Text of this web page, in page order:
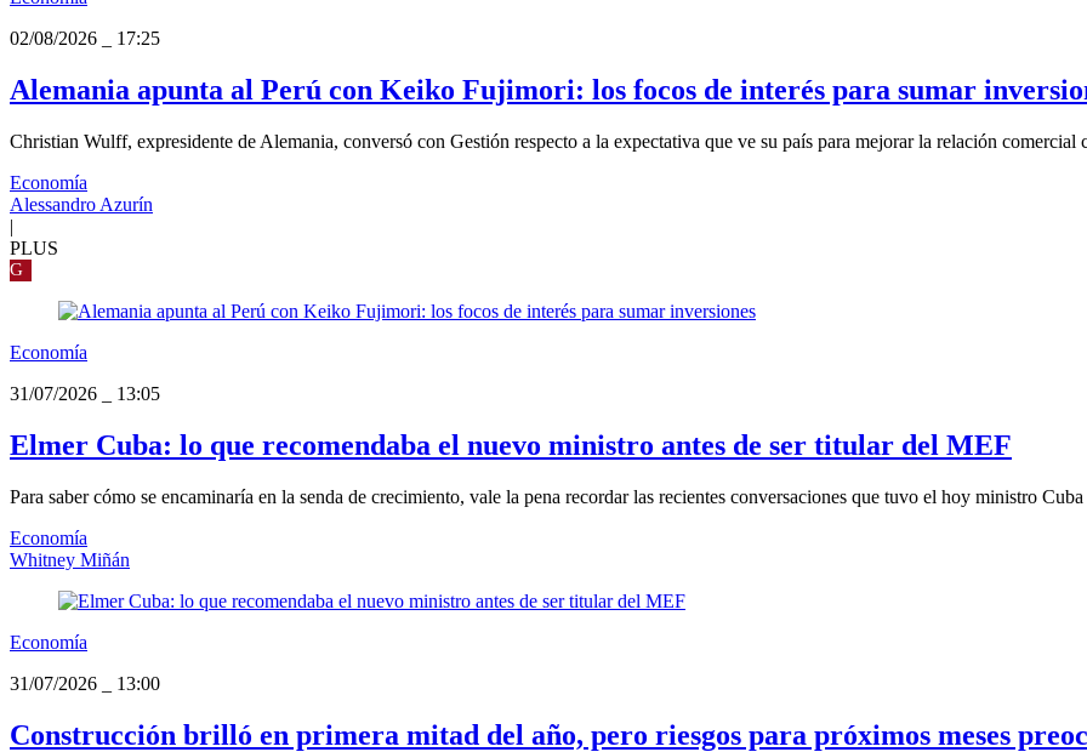
02/08/2026
17:25
Alemania apunta al Perú con Keiko Fujimori: los focos de interés para sumar
Christian Wulff, expresidente de Alemania, conversó con Gestión respecto a la expectativa que ve su país para mejorar la relación comercial
Economía
Alessandro Azurín
|
PLUS
G
Economía
31/07/2026
13:05
Elmer Cuba: lo que recomendaba el nuevo ministro antes de ser titular del MEF
Para saber cómo se encaminaría en la senda de crecimiento, vale la pena recordar las recientes conversaciones que tuvo el hoy ministro
Economía
Whitney Miñán
Economía
31/07/2026
13:00
Construcción brilló en primera mitad del año, pero riesgos para próximos meses